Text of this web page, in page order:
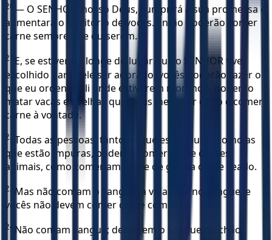
20 — O SENHOR, nosso Deus, cumprirá a sua promessa e
aumentará o território de vocês. Então poderão comer
carne sempre que quiserem.
21
E, se estiverem longe do lugar que o SENHOR tiver
escolhido para nele ser adorado, vocês poderão fazer o
que eu ordenei: ali onde estiverem morando, poderão
matar vacas e ovelhas que Deus lhes tiver dado e comer
carne à vontade.
22 Todas as pessoas, tanto as que estão puras como as
que estão impuras, poderão comer carne desses
animais, como comeriam carne de gazela ou de veado.
23 Mas não comam o sangue: a vida está no sangue, e
vocês não devem comer carne com vida.
24 Não comam sangue; despejem o sangue no chão,